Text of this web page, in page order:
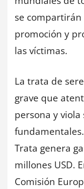
se
promoción y
las víctimas.
La trata de
grave que
persona y viola
Trata genera
millones USD.
Comisión